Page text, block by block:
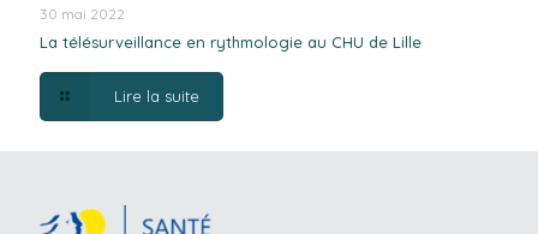
30 mai 2022
La télésurveillance en rythmologie au CHU de Lille
Lire la suite